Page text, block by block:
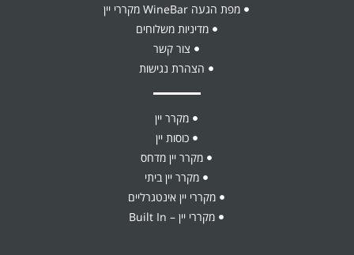
מפת הגעה WineBar מקררי יין
מדיניות משלוחים
צור קשר
הצהרת נגישות
מקרר יין
כוסות יין
מקרר יין מדחס
מקרר יין ביתי
מקררי יין אינטגרליים
מקררי יין – Built In